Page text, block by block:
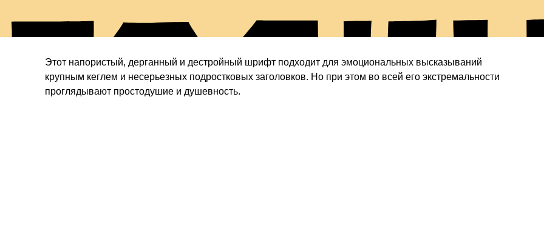
Этот напористый, дерганный и дестройный шрифт подходит для эмоциональных высказываний
крупным кеглем и несерьезных подростковых заголовков. Но при этом во всей его экстремальности
проглядывают простодушие и душевность.